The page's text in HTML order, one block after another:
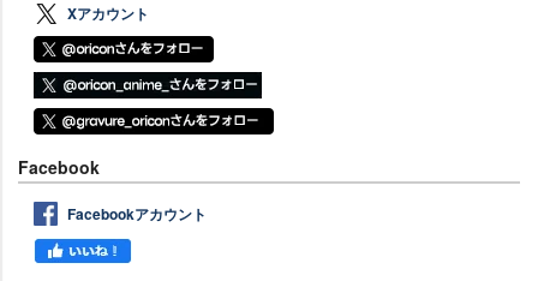
Xアカウント
Facebook
Facebookアカウント